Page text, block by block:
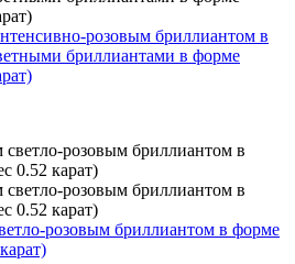
розовым бриллиантом в
бриллиантами в форме
розовым бриллиантом в форме